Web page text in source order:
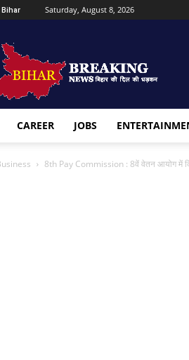
Bihar Saturday, August 8, 2026
Breaking
news
CAREER JOBS
8th Pay Commission : 8वें वेतन आयोग में